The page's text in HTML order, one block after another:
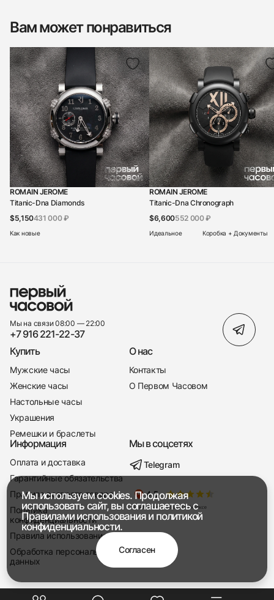
+7 916 221-22-37
Мы насвязи 08:00 — 19:00
Вам может понравиться
ROMAIN JEROME
Titanic-Dna Diamonds
$5,150431 000 ₽
Как новые
ROMAIN JEROME
Titanic-Dna Chronograph
$6,600552 000 ₽
Идеальное Коробка + Документы
Мы на связи 08:00 — 22:00
+7 916 221-22-37
Купить
Мужские часы
Женские часы
Настольные часы
Украшения
Ремешки и браслеты
О нас
Контакты
О Первом Часовом
Информация
Оплата и доставка
Гарантийные обязательства
Правила возврата товара
Политика
конфиденциальности
Правила использования
Обработка персональных
данных
Мы в соцсетях
Telegram
Мы используем cookies. Продолжая
использовать сайт, вы соглашаетесь с
Правилами использованияи политикой
конфиденциальности.
Согласен